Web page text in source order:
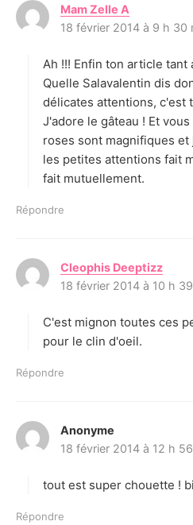
Mam Zelle A
i
:
18 février 2014 à 9 h 30
Ah !!! Enfin ton article tant
Quelle Salavalentin dis
délicates attentions, c'est
J'adore le gâteau ! Et
roses sont magnifiques
les petites attentions fait
fait mutuellement.
Répondre
Cleophis Deeptizz
i
:
18 février 2014 à 10 h
C'est mignon toutes ces
pour le clin d'oeil.
Répondre
Anonyme
i
:
18 février 2014 à 12 h
tout est super chouette !
Répondre